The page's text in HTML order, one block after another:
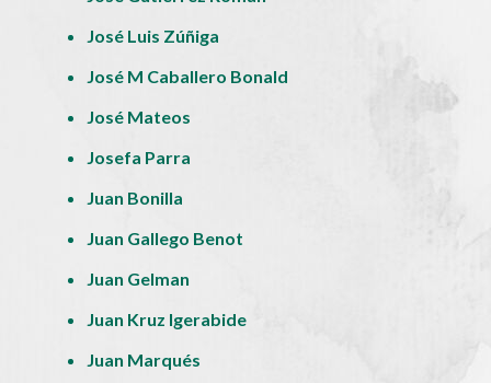
José Luis Zúñiga
José M Caballero Bonald
José Mateos
Josefa Parra
Juan Bonilla
Juan Gallego Benot
Juan Gelman
Juan Kruz Igerabide
Juan Marqués